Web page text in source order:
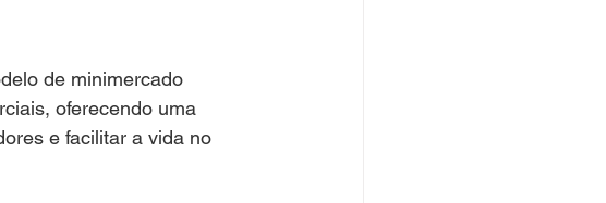
de minimercado
oferecendo uma
e facilitar a vida no